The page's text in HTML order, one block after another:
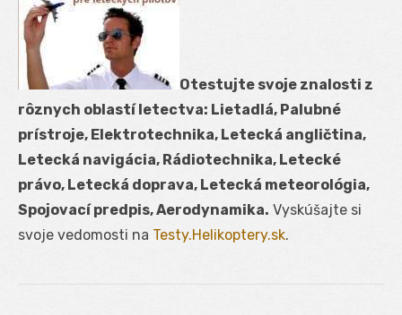
Otestujte svoje znalosti z
rôznych oblastí letectva: Lietadlá, Palubné
prístroje, Elektrotechnika, Letecká angličtina,
Letecká navigácia, Rádiotechnika, Letecké
právo, Letecká doprava, Letecká meteorológia,
Spojovací predpis, Aerodynamika. Vyskúšajte si
svoje vedomosti na Testy.Helikoptery.sk.